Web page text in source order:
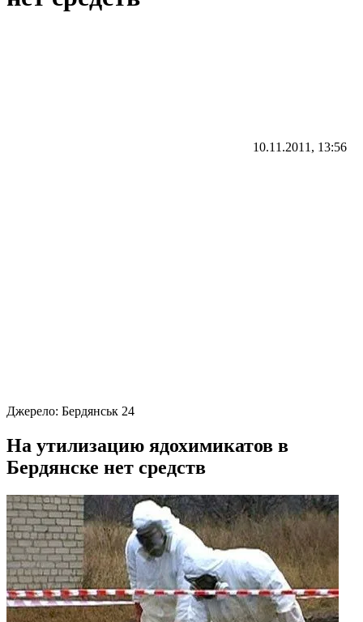
10.11.2011, 13:56
Джерело: Бердянськ 24
На утилизацию ядохимикатов в
Бердянске нет средств